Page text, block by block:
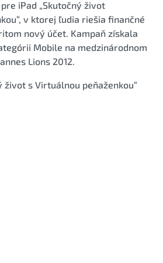
iPad „Skutočný život
v ktorej ľudia riešia finančné
nový účet. Kampaň získala
Mobile na medzinárodnom
Lions 2012.
život s Virtuálnou peňaženkou“